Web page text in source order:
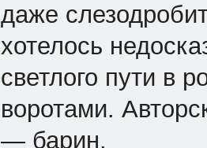
даже
хотелось
светлого пути в
воротами.
— барин.